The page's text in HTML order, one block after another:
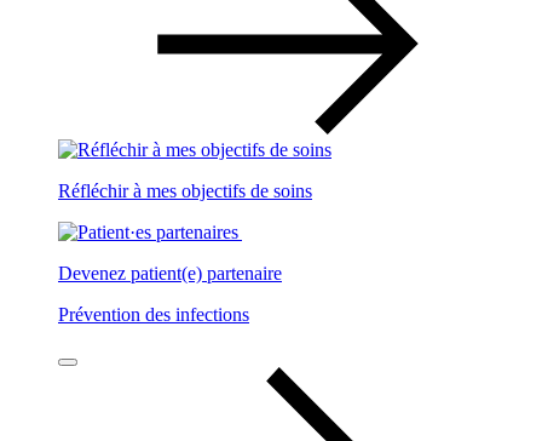
Réfléchir à mes objectifs de soins
Devenez patient(e) partenaire
Prévention des infections